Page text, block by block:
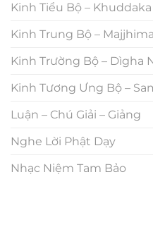
Kinh Tiểu Bộ –
Kinh Trung Bộ –
Kinh Trường Bộ – Dìgha
Kinh Tương Ưng Bộ –
Luận – Chú Giải – Giảng
Nghe Lời Phật Dạy
Nhạc Niệm Tam Bảo